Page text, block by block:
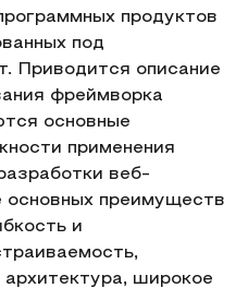
продуктов
под
Приводится описание
фреймворка
основные
применения
веб-
основных преимуществ
и
широкое